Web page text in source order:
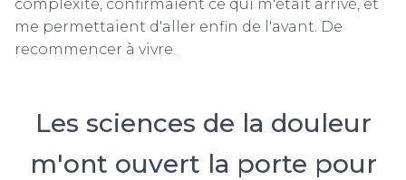
complexité, confirmaient ce qui m'était arrivé, et
me permettaient d'aller enfin de l'avant. De
recommencer à vivre.
Les sciences de la douleur
m'ont ouvert la porte pour